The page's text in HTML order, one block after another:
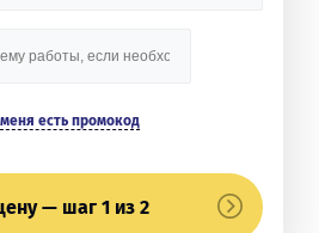
есть промокод
— шаг 1 из 2